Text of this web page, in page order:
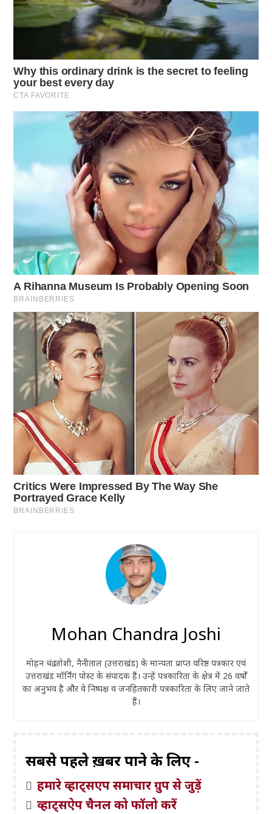
Mohan Chandra Joshi
मोहन चंद्र जोशी, नैनीताल (उत्तराखंड) के मान्यता प्राप्त वरिष्ठ पत्रकार एवं
उत्तराखंड मॉर्निंग पोस्ट के संपादक हैं। उन्हें पत्रकारिता के क्षेत्र में 26 वर्षों
का अनुभव है और वे निष्पक्ष व जनहितकारी पत्रकारिता के लिए जाने जाते
हैं।
सबसे पहले ख़बरें पाने के लिए -
हमारे व्हाट्सएप समाचार ग्रुप से जुड़ें
व्हाट्सऐप चैनल को फॉलो करें